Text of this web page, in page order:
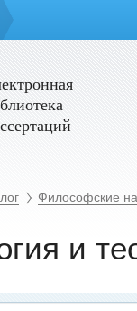
Философские
и